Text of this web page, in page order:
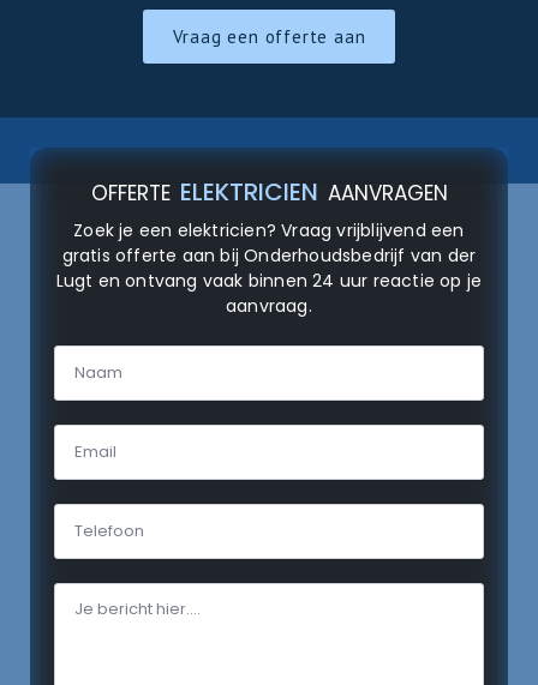
Vraag een offerte aan
OFFERTE ELEKTRICIEN AANVRAGEN
Zoek je een elektricien? Vraag vrijblijvend een
gratis offerte aan bij Onderhoudsbedrijf van der
Lugt en ontvang vaak binnen 24 uur reactie op je
aanvraag.